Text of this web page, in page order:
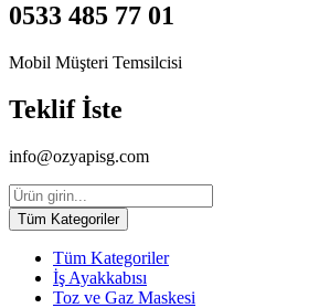
0533 485 77 01
Mobil Müşteri Temsilcisi
Teklif İste
info@ozyapisg.com
Tüm Kategoriler
Tüm Kategoriler
İş Ayakkabısı
Toz ve Gaz Maskesi